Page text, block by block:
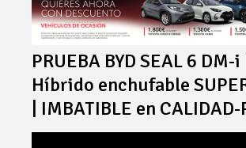
PRUEBA BYD SEAL 6 DM-
Híbrido enchufable
| IMBATIBLE en CALIDAD-